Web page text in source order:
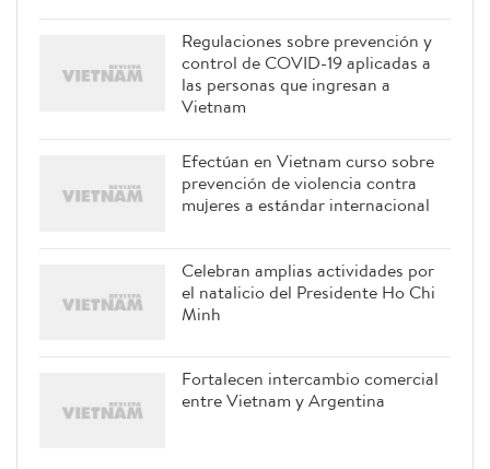
Regulaciones sobre prevención y
control de COVID-19 aplicadas a
Efectúan en Vietnam curso sobre
mujeres a estándar internacional
Celebran amplias actividades por
Minh